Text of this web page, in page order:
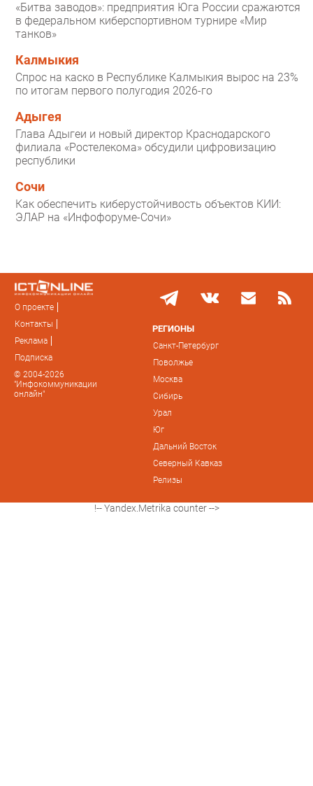
«Битва заводов»: предприятия Юга России сражаются
в федеральном киберспортивном турнире «Мир
танков»
Калмыкия
Спрос на каско в Республике Калмыкия вырос на 23%
по итогам первого полугодия 2026-го
Адыгея
Глава Адыгеи и новый директор Краснодарского
филиала «Ростелекома» обсудили цифровизацию
республики
Сочи
Как обеспечить киберустойчивость объектов КИИ:
ЭЛАР на «Инфофоруме-Сочи»
О проекте
Контакты
Реклама
Подписка
© 2004-2026
"Инфокоммуникации
онлайн"
РЕГИОНЫ
Санкт-Петербург
Поволжье
Москва
Сибирь
Урал
Юг
Дальний Восток
Северный Кавказ
Релизы
!-- Yandex.Metrika counter -->